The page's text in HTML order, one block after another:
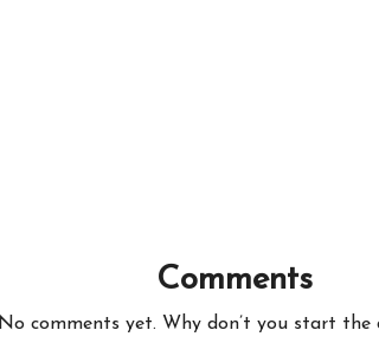
Comments
No comments yet. Why don’t you start the